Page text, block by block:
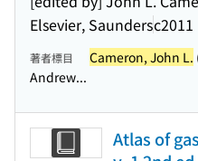
Elsevier, Saundersc2011
著者標目 Cameron, John L.
Andrew...
Atlas of